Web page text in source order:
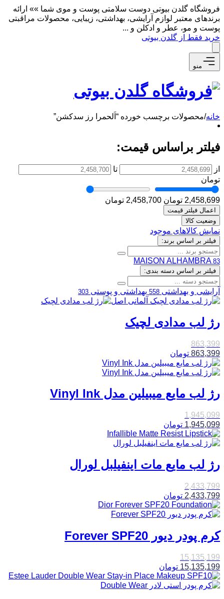
فروشگاه گلدن بیوتی دوست سلامتی پوست و موی شما »» ارائه
برندهای معتبر لوازم آرایشی، بهداشتی، زیبایی، محصولات مراقبتی
پوست و مو، عطر و ادکلن و ...
خرید فقط از گلدن بیوتی
منو
خانه/محصولات برچسب خورده “اَلحمرا رز سدکشن”
فیلتر براساس قیمت:
از
تا
تومان
2,458,699 تومان 2,458,700 تومان
اعمال فیلتر قیمت
وضعیت کالا
نمایش کالاهای موجود
فیلتر بر اساس برند:
MAISON ALHAMBRA 83
فیلتر بر اساس دسته بندی:
آرایشی و بهداشتی 558 بهداشتی و پوستی 303
رژ لب مدادی لچیک
863,399
863,399 تومان
رژ لب مایع میبیلین مدل Vinyl Ink
1,945,099
1,945,099 تومان
رژ لب مایع مات اینفیلبل لورال
2,433,799
2,433,799 تومان
کرم پودر دیور Forever SPF20
15,135,199
15,135,199 تومان